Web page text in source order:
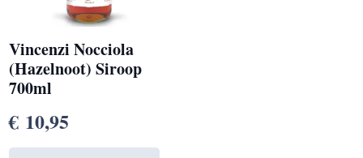
Vincenzi Nocciola
(Hazelnoot) Siroop
700ml
€ 10,95